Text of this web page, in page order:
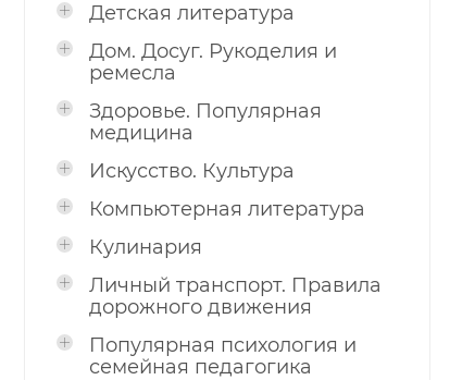
Детская литература
Дом. Досуг. Рукоделия и
ремесла
Здоровье. Популярная
медицина
Искусство. Культура
Компьютерная литература
Кулинария
Личный транспорт. Правила
дорожного движения
Популярная психология и
семейная педагогика